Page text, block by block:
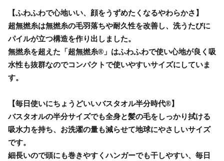
【ふわふわで心地いい、顔をうずめたくなるやわらかさ】
超無撚糸は無撚糸の毛羽落ちや耐久性を改善し、洗うたびに
パイルが立つ構造を作り出しました。
無撚糸を超えた「超無撚糸®」はふわふわで使い心地が良く吸
水性も抜群なのでコンパクトで使いやすいサイズにしていま
す。
【毎日使いにちょうどいいバスタオル半分時代®】
バスタオルの半分サイズでも全身と髪の毛をしっかり拭ける
吸水力を持ち、お洗濯の量も減らせて地球にやさしいサイズ
です。
細長いので頭にも巻きやすくハンガーでも干しやすい、毎日